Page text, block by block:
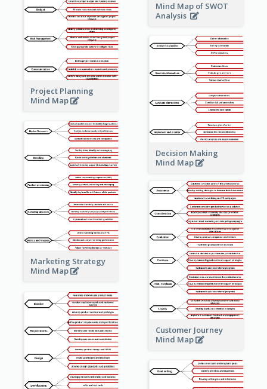
Mind Map of SWOT
Analysis
Project Planning
Mind Map
Decision Making
Mind Map
Marketing Strategy
Mind Map
Customer Journey
Mind Map